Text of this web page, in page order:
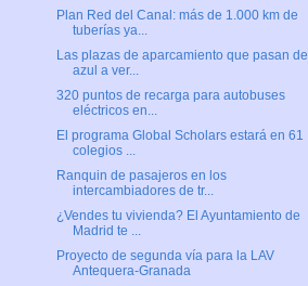
Plan Red del Canal: más de 1.000 km de
tuberías ya...
Las plazas de aparcamiento que pasan de
azul a ver...
320 puntos de recarga para autobuses
eléctricos en...
El programa Global Scholars estará en 61
colegios ...
Ranquin de pasajeros en los
intercambiadores de tr...
¿Vendes tu vivienda? El Ayuntamiento de
Madrid te ...
Proyecto de segunda vía para la LAV
Antequera-Granada